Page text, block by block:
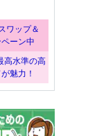
ワップ＆
ーン中
高水準の高
魅力！